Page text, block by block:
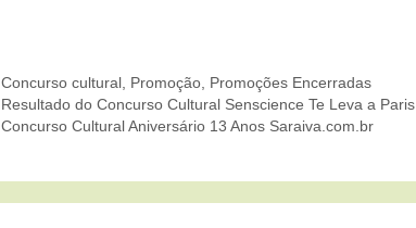
Categorias
Concurso cultural Promoção Promoções Encerradas
Resultado do Concurso Cultural Senscience Te Leva a Paris
Concurso Cultural Aniversário 13 Anos Saraiva.com.br